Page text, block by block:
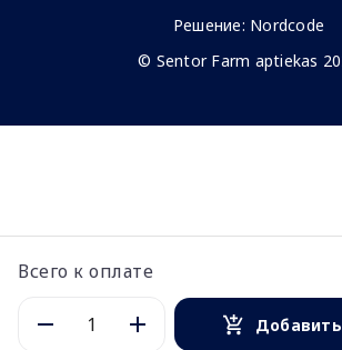
Всего к оплате
Решение: Nordcode
© Sentor Farm aptiekas